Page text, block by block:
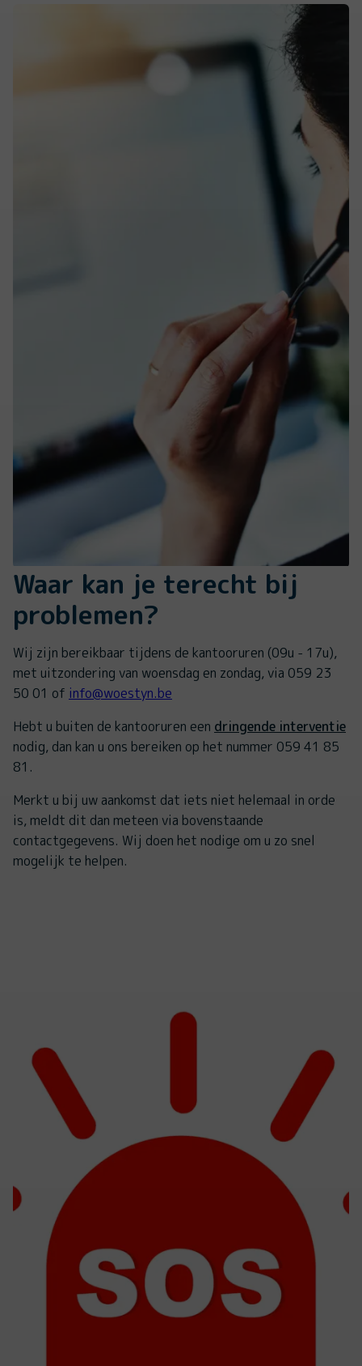
Waar kan je terecht bij
problemen?
Wij zijn bereikbaar tijdens de kantooruren (09u - 17u),
met uitzondering van woensdag en zondag, via 059 23
50 01 of info@woestyn.be
Hebt u buiten de kantooruren een dringende interventie
nodig, dan kan u ons bereiken op het nummer 059 41 85
81.
Merkt u bij uw aankomst dat iets niet helemaal in orde
is, meldt dit dan meteen via bovenstaande
contactgegevens. Wij doen het nodige om u zo snel
mogelijk te helpen.